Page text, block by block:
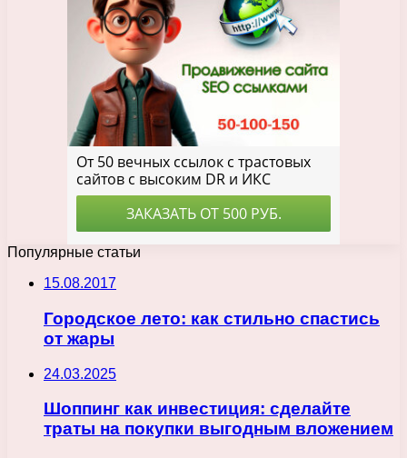
Популярные статьи
15.08.2017
Городское лето: как стильно спастись
от жары
24.03.2025
Шоппинг как инвестиция: сделайте
траты на покупки выгодным вложением